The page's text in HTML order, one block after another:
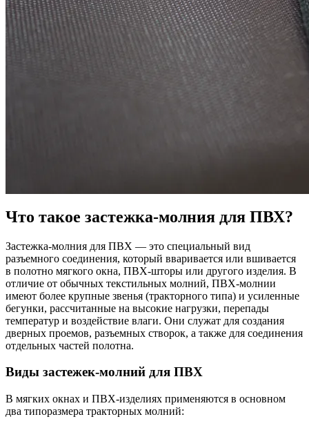
Что такое застежка-молния для ПВХ?
Застежка-молния для ПВХ — это специальный вид
разъемного соединения, который вваривается или вшивается
в полотно мягкого окна, ПВХ-шторы или другого изделия. В
отличие от обычных текстильных молний, ПВХ-молнии
имеют более крупные звенья (тракторного типа) и усиленные
бегунки, рассчитанные на высокие нагрузки, перепады
температур и воздействие влаги. Они служат для создания
дверных проемов, разъемных створок, а также для соединения
отдельных частей полотна.
Виды застежек-молний для ПВХ
В мягких окнах и ПВХ-изделиях применяются в основном
два типоразмера тракторных молний: